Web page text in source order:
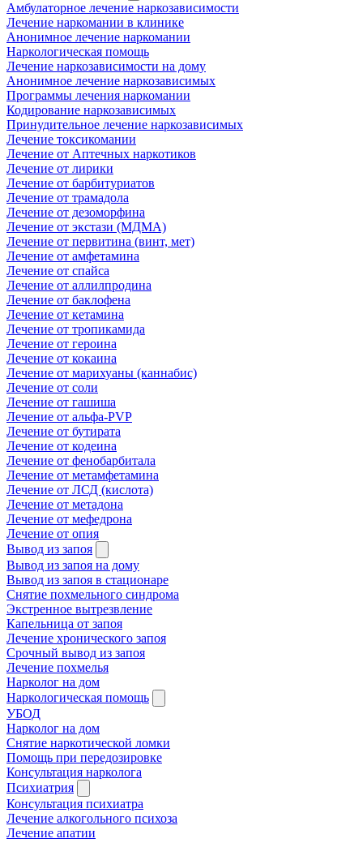
Амбулаторное лечение наркозависимости
Лечение наркомании в клинике
Анонимное лечение наркомании
Наркологическая помощь
Лечение наркозависимости на дому
Анонимное лечение наркозависимых
Программы лечения наркомании
Кодирование наркозависимых
Принудительное лечение наркозависимых
Лечение токсикомании
Лечение от Аптечных наркотиков
Лечение от лирики
Лечение от барбитуриатов
Лечение от трамадола
Лечение от дезоморфина
Лечение от экстази (МДМА)
Лечение от первитина (винт, мет)
Лечение от амфетамина
Лечение от спайса
Лечение от аллилпродина
Лечение от баклофена
Лечение от кетамина
Лечение от тропикамида
Лечение от героина
Лечение от кокаина
Лечение от марихуаны (каннабис)
Лечение от соли
Лечение от гашиша
Лечение от альфа-PVP
Лечение от бутирата
Лечение от кодеина
Лечение от фенобарбитала
Лечение от метамфетамина
Лечение от ЛСД (кислота)
Лечение от метадона
Лечение от мефедрона
Лечение от опия
Вывод из запоя
Вывод из запоя на дому
Вывод из запоя в стационаре
Снятие похмельного синдрома
Экстренное вытрезвление
Капельница от запоя
Лечение хронического запоя
Срочный вывод из запоя
Лечение похмелья
Нарколог на дом
Наркологическая помощь
УБОД
Нарколог на дом
Снятие наркотической ломки
Помощь при передозировке
Консультация нарколога
Психиатрия
Консультация психиатра
Лечение алкогольного психоза
Лечение апатии